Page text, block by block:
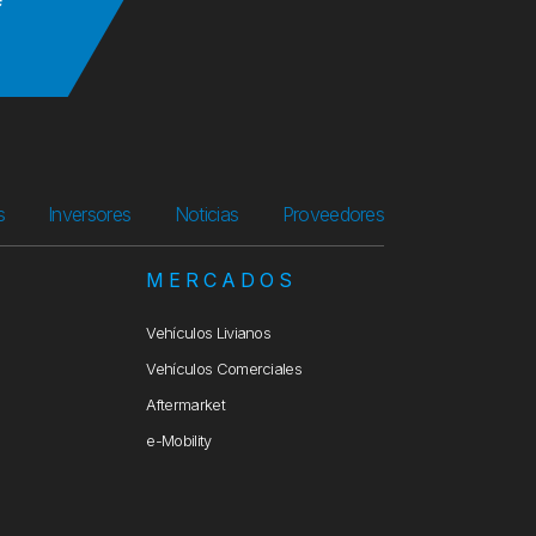
Inversores Noticias Proveedores
MERCADOS
Vehículos Livianos
Vehículos Comerciales
Aftermarket
e-Mobility